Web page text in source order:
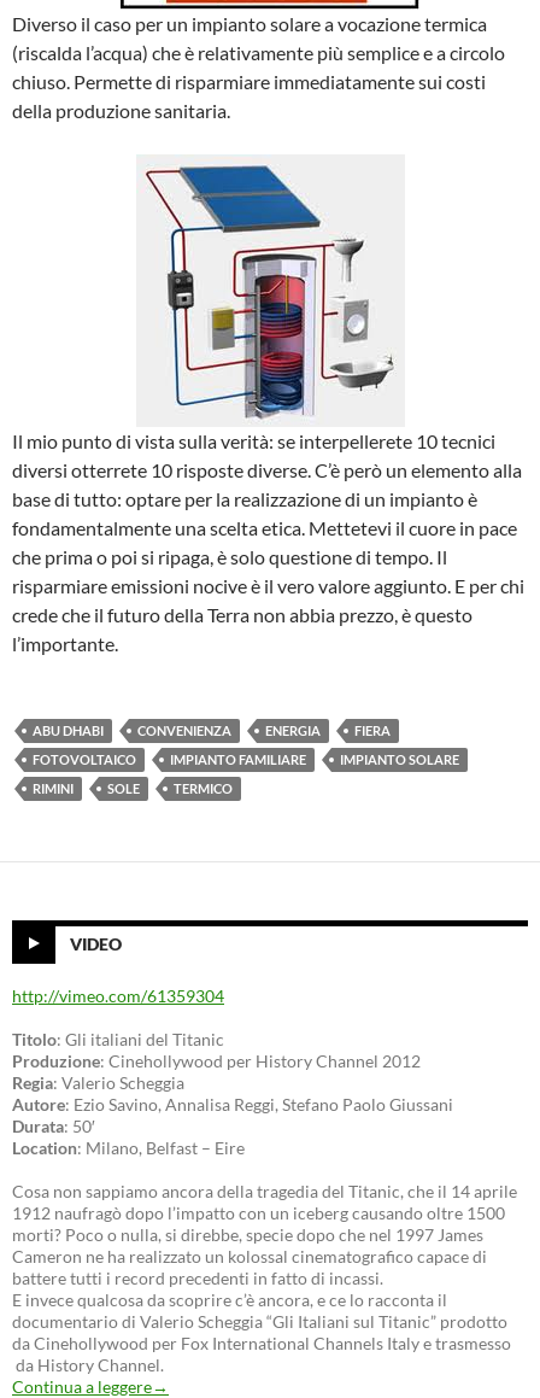
Diverso il caso per un impianto solare a vocazione termica
(riscalda l’acqua) che è relativamente più semplice e a circolo
chiuso. Permette di risparmiare immediatamente sui costi
della produzione sanitaria.
Il mio punto di vista sulla verità: se interpellerete 10 tecnici
diversi otterrete 10 risposte diverse. C’è però un elemento alla
base di tutto: optare per la realizzazione di un impianto è
fondamentalmente una scelta etica. Mettetevi il cuore in pace
che prima o poi si ripaga, è solo questione di tempo. Il
risparmiare emissioni nocive è il vero valore aggiunto. E per chi
crede che il futuro della Terra non abbia prezzo, è questo
l’importante.
ABU DHABI CONVENIENZA ENERGIA
FIERA
FOTOVOLTAICO
IMPIANTO FAMILIARE
IMPIANTO SOLARE
RIMINI
SOLE TERMICO
VIDEO
http://vimeo.com/61359304
Titolo: Gli italiani del Titanic
Produzione: Cinehollywood per History Channel 2012
Regia: Valerio Scheggia
Autore: Ezio Savino, Annalisa Reggi, Stefano Paolo Giussani
Durata: 50′
Location: Milano, Belfast – Eire
Cosa non sappiamo ancora della tragedia del Titanic, che il 14 aprile
1912 naufragò dopo l’impatto con un iceberg causando oltre 1500
morti? Poco o nulla, si direbbe, specie dopo che nel 1997 James
Cameron ne ha realizzato un kolossal cinematografico capace di
battere tutti i record precedenti in fatto di incassi.
E invece qualcosa da scoprire c’è ancora, e ce lo racconta il
documentario di Valerio Scheggia “Gli Italiani sul Titanic” prodotto
da Cinehollywood per Fox International Channels Italy e trasmesso
da History Channel.
Continua a leggere→